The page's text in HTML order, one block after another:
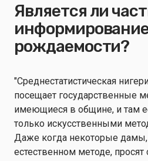
Является ли
рождаемости?
"Среднестатистическая
посещает государственные
имеющиеся в общине, и там
только искусственными
Даже когда некоторые дамы,
естественном методе, просят